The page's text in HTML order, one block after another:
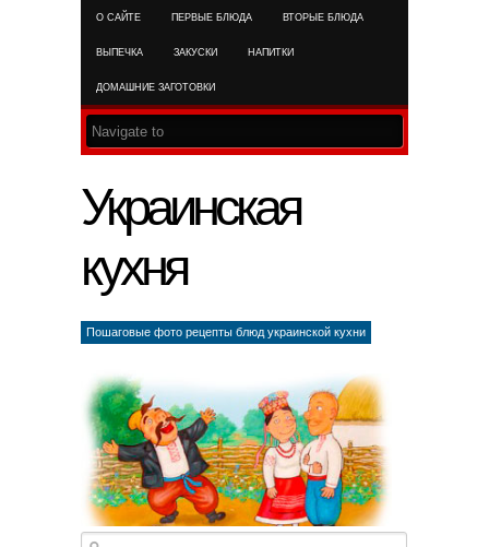
О САЙТЕ ПЕРВЫЕ БЛЮДА ВТОРЫЕ БЛЮДА
ВЫПЕЧКА ЗАКУСКИ НАПИТКИ
ДОМАШНИЕ ЗАГОТОВКИ
Украинская
кухня
Пошаговые фото рецепты блюд украинской кухни